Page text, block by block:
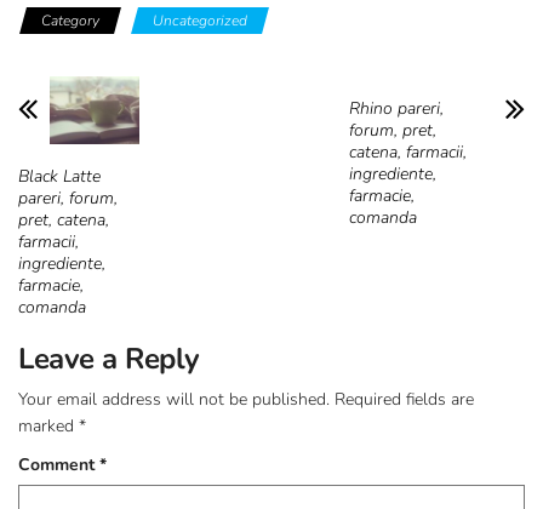
Category Uncategorized
Black Latte
pareri, forum,
pret, catena,
farmacii,
ingrediente,
farmacie,
comanda
Rhino pareri,
forum, pret,
catena, farmacii,
ingrediente,
farmacie,
comanda
Leave a Reply
Your email address will not be published. Required fields are
marked *
Comment*